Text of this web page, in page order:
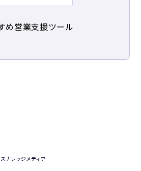
め営業支援ツール
ナレッジメディア